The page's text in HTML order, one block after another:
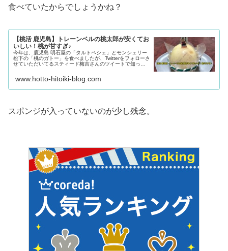
食べていたからでしょうかね？
【桃活 鹿児島】トレーンベルの桃太郎が安くてお
いしい！桃が甘すぎ♪
今年は、鹿児島 明石屋の「タルトペシェ」とモンシェリー
松下の「桃のガトー」を食べましたが、Twitterをフォローさ
せていただいてるスティード梅吉さんのツイートで知った
しそうだったので早速行ってきました。 スティード梅吉さ
ん、美味しかったよ〜ありがとう＾＾
www.hotto-hitoiki-blog.com
スポンジが入っていないのが少し残念。